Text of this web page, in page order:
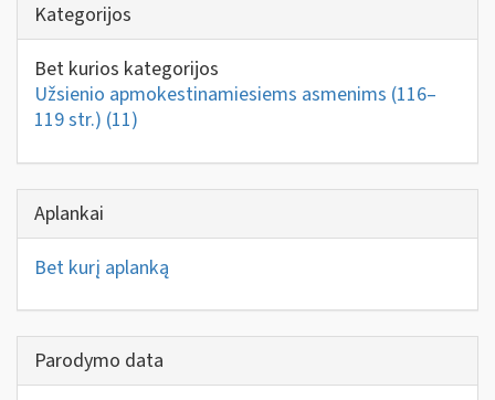
Kategorijos
Bet kurios kategorijos
Užsienio apmokestinamiesiems asmenims (116–
119 str.) (11)
Aplankai
Bet kurį aplanką
Parodymo data